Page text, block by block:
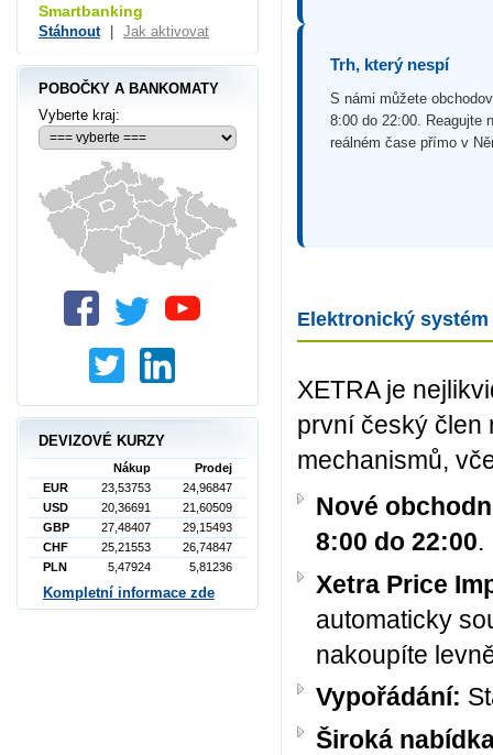
Trh, který nespí
S námi můžete
8:00 do 22:00. Reagujte
reálném čase přímo v
Elektronický systém
XETRA je
první český člen
mechanismů,
Nové
8:00 do 22:00.
Xetra Price
automaticky
nakoupíte
Vypořádání:
Široká
Smartbanking
Stáhnout Jak aktivovat
POBOČKY A BANKOMATY
Vyberte kraj:
DEVIZOVÉ KURZY
Nákup
Prodej
EUR
23,53753
24,96847
USD
20,36691
21,60509
GBP
27,48407
29,15493
CHF
25,21553
26,74847
PLN
5,47924 5,81236
Kompletní informace zde